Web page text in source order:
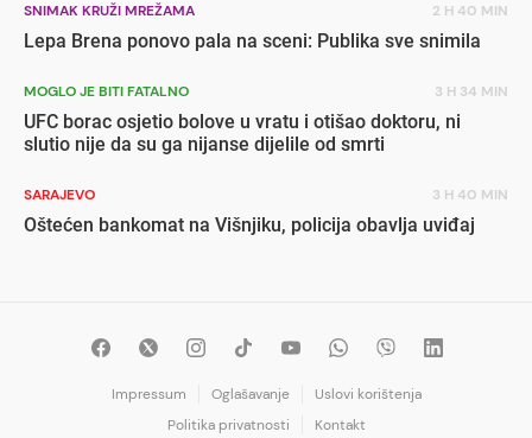
SNIMAK KRUŽI MREŽAMA 2 H 40 MIN
Lepa Brena ponovo pala na sceni: Publika sve snimila
MOGLO JE BITI FATALNO 3 H 34 MIN
UFC borac osjetio bolove u vratu i otišao doktoru, ni
slutio nije da su ga nijanse dijelile od smrti
SARAJEVO 3 H 40 MIN
Oštećen bankomat na Višnjiku, policija obavlja uviđaj
Impressum Oglašavanje
Uslovi korištenja
Politika privatnosti
Kontakt